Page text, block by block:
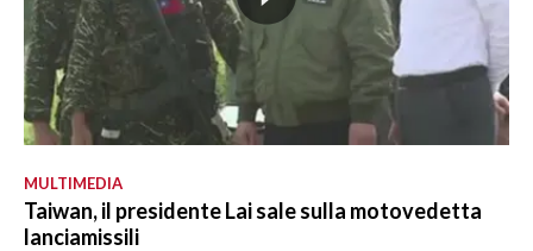
MULTIMEDIA
Taiwan, il presidente Lai sale sulla motovedetta
lanciamissili